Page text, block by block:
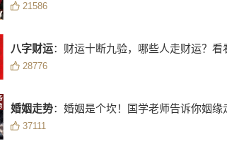
21586
八字财运：财运十断九验，哪些人走财运？看
28776
婚姻走势：婚姻是个坎！国学老师告诉你姻缘
37111